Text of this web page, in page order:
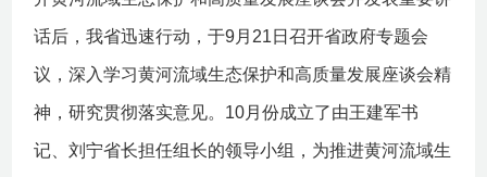
话后，我省迅速行动，于9月21日召开省政府专题会
议，深入学习黄河流域生态保护和高质量发展座谈会精
神，研究贯彻落实意见。10月份成立了由王建军书
记、刘宁省长担任组长的领导小组，为推进黄河流域生